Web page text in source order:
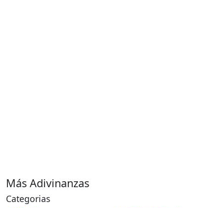
Más Adivinanzas
Categorias